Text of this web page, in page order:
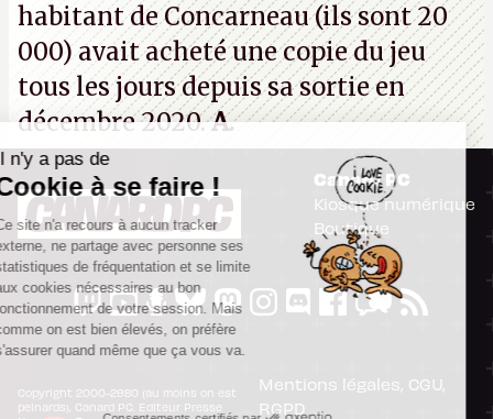
habitant de Concarneau (ils sont 20
000) avait acheté une copie du jeu
tous les jours depuis sa sortie en
décembre 2020.A.
Canard PC
Kiosque numérique
Boutique
Copyright 2000-2980 (au moins on est
peinards), Canard PC. Editeur Presse
Mentions légales, CGU,
RGPD
Il n'y a pas de
Cookie à se faire !
Ce site n'a recours à aucun tracker
externe, ne partage avec personne ses
statistiques de fréquentation et se limite
aux cookies nécessaires au bon
fonctionnement de votre session. Mais
comme on est bien élevés, on préfère
s'assurer quand même que ça vous va.